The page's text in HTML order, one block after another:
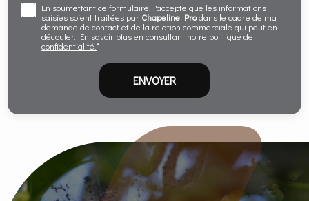
En soumettant ce formulaire, j'accepte que les informations
saisies soient traitées par Chapeline Prodans le cadre de ma
demande de contact et de la relation commerciale qui peut en
découler. En savoir plus en consultant notre politique de
confidentialité.*